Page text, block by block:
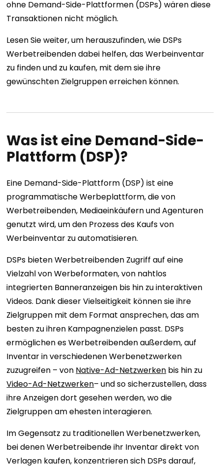
ohne Demand-Side-Plattformen (DSPs) wären diese
Transaktionen nicht möglich.
Lesen Sie weiter, um herauszufinden, wie DSPs
Werbetreibenden dabei helfen, das Werbeinventar
zu finden und zu kaufen, mit dem sie ihre
gewünschten Zielgruppen erreichen können.
Was ist eine Demand-Side-
Plattform (DSP)?
Eine Demand-Side-Plattform (DSP) ist eine
programmatische Werbeplattform, die von
Werbetreibenden, Mediaeinkäufern und Agenturen
genutzt wird, um den Prozess des Kaufs von
Werbeinventar zu automatisieren.
DSPs bieten Werbetreibenden Zugriff auf eine
Vielzahl von Werbeformaten, von nahtlos
integrierten Banneranzeigen bis hin zu interaktiven
Videos. Dank dieser Vielseitigkeit können sie ihre
Zielgruppen mit dem Format ansprechen, das am
besten zu ihren Kampagnenzielen passt. DSPs
ermöglichen es Werbetreibenden außerdem, auf
Inventar in verschiedenen Werbenetzwerken
zuzugreifen – von Native-Ad-Netzwerken bis hin zu
Video-Ad-Netzwerken– und so sicherzustellen, dass
ihre Anzeigen dort gesehen werden, wo die
Zielgruppen am ehesten interagieren.
Im Gegensatz zu traditionellen Werbenetzwerken,
bei denen Werbetreibende ihr Inventar direkt von
Verlagen kaufen, konzentrieren sich DSPs darauf,